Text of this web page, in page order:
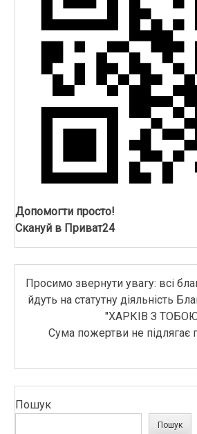
Допомогти просто!
Скануй в Приват24
Просимо звернути увагу: всі
йдуть на статутну діяльність
"ХАРКІВ З
Сума пожертви не підлягає
Пошук
Пошук